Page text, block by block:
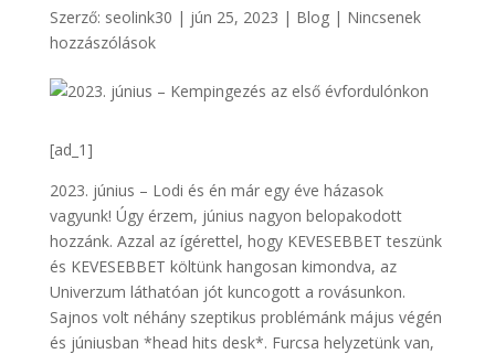
Szerző: seolink30 | jún 25, 2023 | Blog| Nincsenek
hozzászólások
[ad_1]
2023. június – Lodi és én már egy éve házasok
vagyunk! Úgy érzem, június nagyon belopakodott
hozzánk. Azzal az ígérettel, hogy KEVESEBBET teszünk
és KEVESEBBET költünk hangosan kimondva, az
Univerzum láthatóan jót kuncogott a rovásunkon.
Sajnos volt néhány szeptikus problémánk május végén
és júniusban *head hits desk*. Furcsa helyzetünk van,